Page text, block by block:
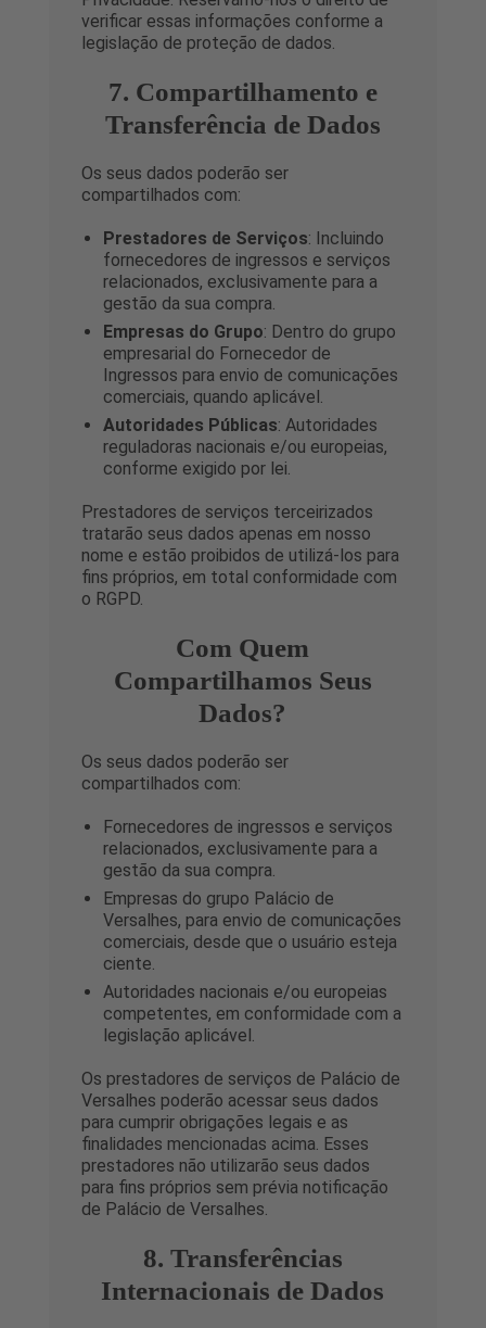
verificar essas informações conforme a
legislação de proteção de dados.
7. Compartilhamento e
Transferência de Dados
Os seus dados poderão ser
compartilhados com:
Prestadores de Serviços: Incluindo
fornecedores de ingressos e serviços
relacionados, exclusivamente para a
gestão da sua compra.
Empresas do Grupo: Dentro do grupo
empresarial do Fornecedor de
Ingressos para envio de comunicações
comerciais, quando aplicável.
Autoridades Públicas: Autoridades
reguladoras nacionais e/ou europeias,
conforme exigido por lei.
Prestadores de serviços terceirizados
tratarão seus dados apenas em nosso
nome e estão proibidos de utilizá-los para
fins próprios, em total conformidade com
o RGPD.
Com Quem
Compartilhamos Seus
Dados?
Os seus dados poderão ser
compartilhados com:
Fornecedores de ingressos e serviços
relacionados, exclusivamente para a
gestão da sua compra.
Empresas do grupo Palácio de
Versalhes, para envio de comunicações
comerciais, desde que o usuário esteja
ciente.
Autoridades nacionais e/ou europeias
competentes, em conformidade com a
legislação aplicável.
Os prestadores de serviços de Palácio de
Versalhes poderão acessar seus dados
para cumprir obrigações legais e as
finalidades mencionadas acima. Esses
prestadores não utilizarão seus dados
para fins próprios sem prévia notificação
de Palácio de Versalhes.
8. Transferências
Internacionais de Dados